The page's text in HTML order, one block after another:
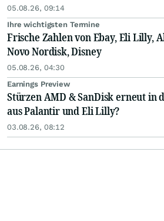
05.08.26, 09:14
Ihre wichtigsten Termine
Frische Zahlen von Ebay, Eli Lilly,
Novo Nordisk, Disney
05.08.26, 04:30
Earnings Preview
Stürzen AMD & SanDisk erneut in
aus Palantir und Eli Lilly?
03.08.26, 08:12